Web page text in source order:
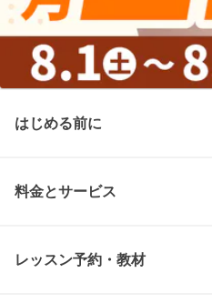
はじめる前に
料金とサービス
レッスン予約・教材